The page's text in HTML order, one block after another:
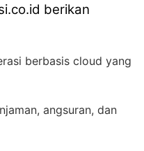
berikan
berbasis cloud yang
angsuran, dan